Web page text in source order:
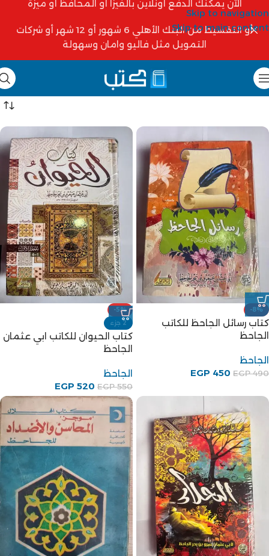
Skip to navigation
Skip to main content
الآن يمكنك الدفع أونلاين بالفيزا أو المحافظ أو ميزة
أو التقسيط من البنك الأهلي 6 شهور أو 12 شهر أو شركات
التمويل مثل فاليو وامان وسهولة
-8%
كتاب رسائل الجاحظ للكاتب
الجاحظ
الجاحظ
EGP490
EGP 450
-5%
2 جزء
كتاب الحيوان للكاتب ابي عثمان
الجاحظ
الجاحظ
EGP550
EGP 520